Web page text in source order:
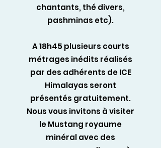
chantants, thé divers,
pashminas etc).
A 18h45 plusieurs courts
métrages inédits réalisés
par des adhérents de ICE
Himalayas seront
présentés gratuitement.
Nous vous invitons à visiter
le Mustang royaume
minéral avec des